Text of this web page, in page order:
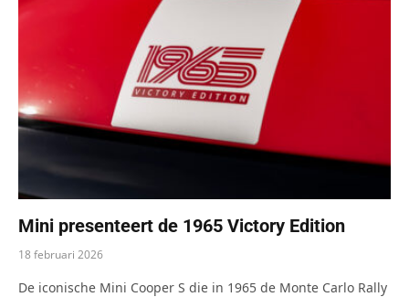
Mini presenteert de 1965 Victory Edition
18 februari 2026
De iconische Mini Cooper S die in 1965 de Monte Carlo Rally